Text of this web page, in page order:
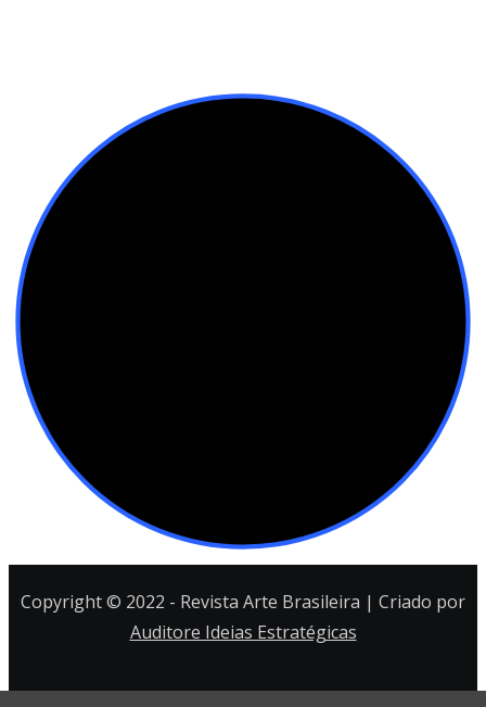
Copyright © 2022 - Revista Arte Brasileira | Criado por
Auditore Ideias Estratégicas